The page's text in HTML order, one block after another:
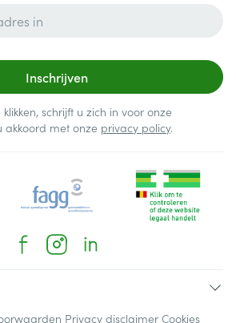
Inschrijven
schrijft u zich in voor onze
akkoord met onze privacy policy.
Privacy disclaimer Cookies